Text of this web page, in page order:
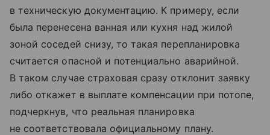
в техническую документацию. К примеру, если
была перенесена ванная или кухня над жилой
зоной соседей снизу, то такая перепланировка
считается опасной и потенциально аварийной.
В таком случае страховая сразу отклонит заявку
либо откажет в выплате компенсации при потопе,
подчеркнув, что реальная планировка
не соответствовала официальному плану.